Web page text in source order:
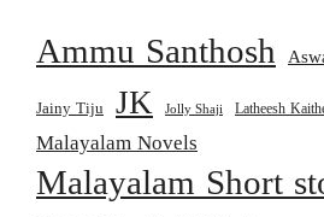
Ammu Santhosh
Jainy Tiju JK Jolly Shaji Latheesh
Malayalam Novels
Malayalam Short